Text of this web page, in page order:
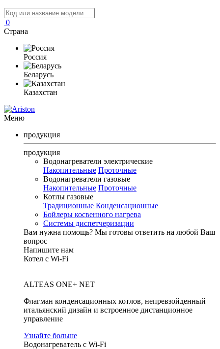
0
Страна
Россия
Беларусь
Казахстан
Меню
продукция
продукция
Водонагреватели электрические
Накопительные Проточные
Водонагреватели газовые
Накопительные Проточные
Котлы газовые
Традиционные Конденсационные
Бойлеры косвенного нагрева
Системы диспетчеризации
Вам нужна помощь? Мы готовы ответить на любой Ваш
вопрос
Напишите нам
Котел с Wi-Fi
ALTEAS ONE+ NET
Флагман конденсационных котлов, непревзойденный
итальянский дизайн и встроенное дистанционное
управление
Узнайте больше
Водонагреватель с Wi-Fi